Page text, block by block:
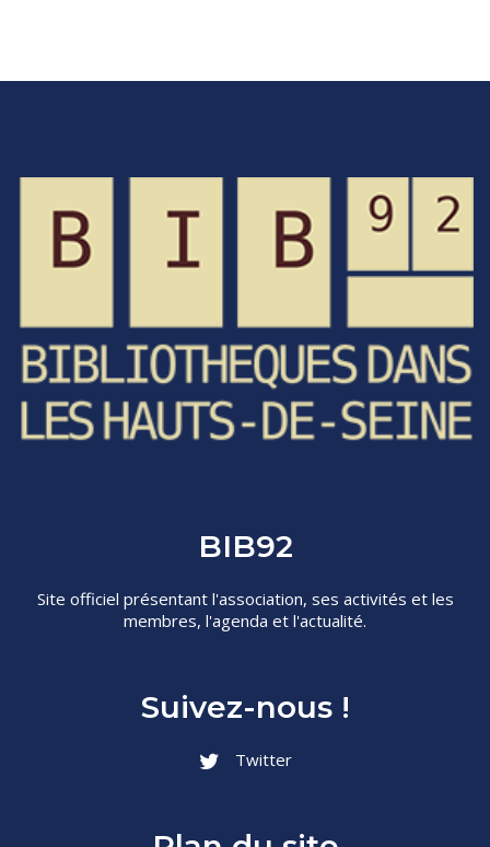
BIB92
Site officiel présentant l'association, ses activités et les
membres, l'agenda et l'actualité.
Suivez-nous !
Twitter